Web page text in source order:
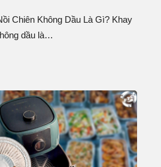
Chiên Không Dầu Là Gì? Khay
dầu là…